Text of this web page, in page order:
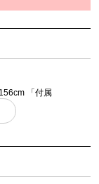
「付属
渡し品）